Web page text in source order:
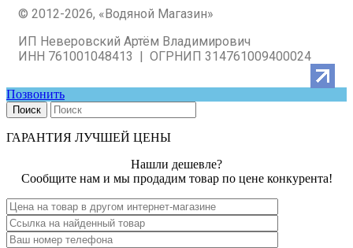
© 2012-2026, «Водяной Магазин»
ИП Неверовский Артём Владимирович
ИНН 761001048413 | ОГРНИП 314761009400024
Позвонить
Поиск
ГАРАНТИЯ ЛУЧШЕЙ ЦЕНЫ
Нашли дешевле?
Сообщите нам и мы продадим товар по цене конкурента!